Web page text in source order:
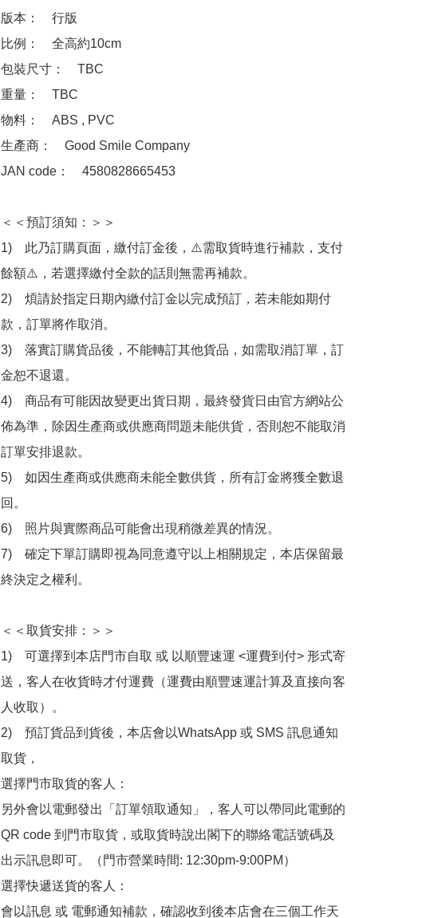
版本：　行版
比例：　全高約10cm
包裝尺寸：　TBC
重量：　TBC
物料：　ABS , PVC
生產商：　Good Smile Company
JAN code：　4580828665453
＜＜預訂須知：＞＞
1)　此乃訂購頁面，繳付訂金後，⚠️需取貨時進行補款，支付
餘額⚠️，若選擇繳付全款的話則無需再補款。
2)　煩請於指定日期內繳付訂金以完成預訂，若未能如期付
款，訂單將作取消。
3)　落實訂購貨品後，不能轉訂其他貨品，如需取消訂單，訂
金恕不退還。
4)　商品有可能因故變更出貨日期，最終發貨日由官方網站公
佈為準，除因生產商或供應商問題未能供貨，否則恕不能取消
訂單安排退款。
5)　如因生產商或供應商未能全數供貨，所有訂金將獲全數退
回。
6)　照片與實際商品可能會出現稍微差異的情況。
7)　確定下單訂購即視為同意遵守以上相關規定，本店保留最
終決定之權利。
＜＜取貨安排：＞＞
1)　可選擇到本店門市自取 或 以順豐速運 <運費到付> 形式寄
送，客人在收貨時才付運費（運費由順豐速運計算及直接向客
人收取）。
2)　預訂貨品到貨後，本店會以WhatsApp 或 SMS 訊息通知
取貨，
選擇門市取貨的客人：
另外會以電郵發出「訂單領取通知」，客人可以帶同此電郵的
QR code 到門市取貨，或取貨時說出閣下的聯絡電話號碼及
出示訊息即可。（門市營業時間: 12:30pm-9:00PM）
選擇快遞送貨的客人：
會以訊息 或 電郵通知補款，確認收到後本店會在三個工作天